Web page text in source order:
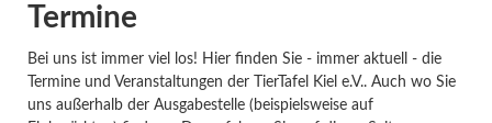
Termine
Bei uns ist immer viel los! Hier finden Sie - immer aktuell - die
Termine und Veranstaltungen der TierTafel Kiel e.V.. Auch wo Sie
uns außerhalb der Ausgabestelle (beispielsweise auf